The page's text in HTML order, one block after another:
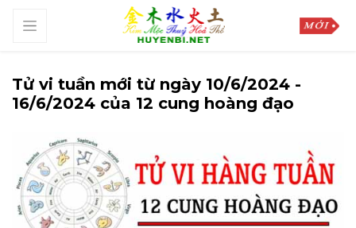
Tử vi tuần mới từ ngày 10/6/2024 -
16/6/2024 của 12 cung hoàng đạo